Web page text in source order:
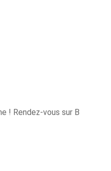
! Rendez-vous sur B